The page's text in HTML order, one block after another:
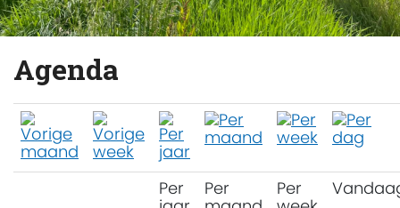
Agenda
Per
Per
Per